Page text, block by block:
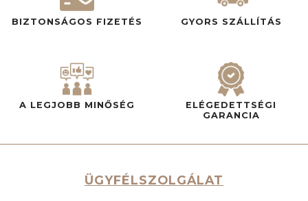
BIZTONSÁGOS FIZETÉS GYORS SZÁLLÍTÁS
A LEGJOBB MINŐSÉG
ELÉGEDETTSÉGI
GARANCIA
ÜGYFÉLSZOLGÁLAT